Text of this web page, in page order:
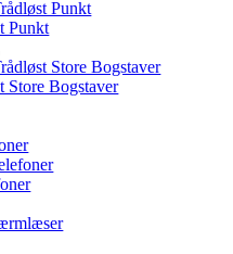
Punkt
Punkt
Store Bogstaver
Store Bogstaver